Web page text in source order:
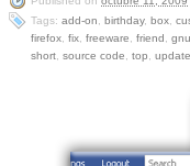
Tags: add-on birthday, box
firefox fix freeware friend
short source code top update